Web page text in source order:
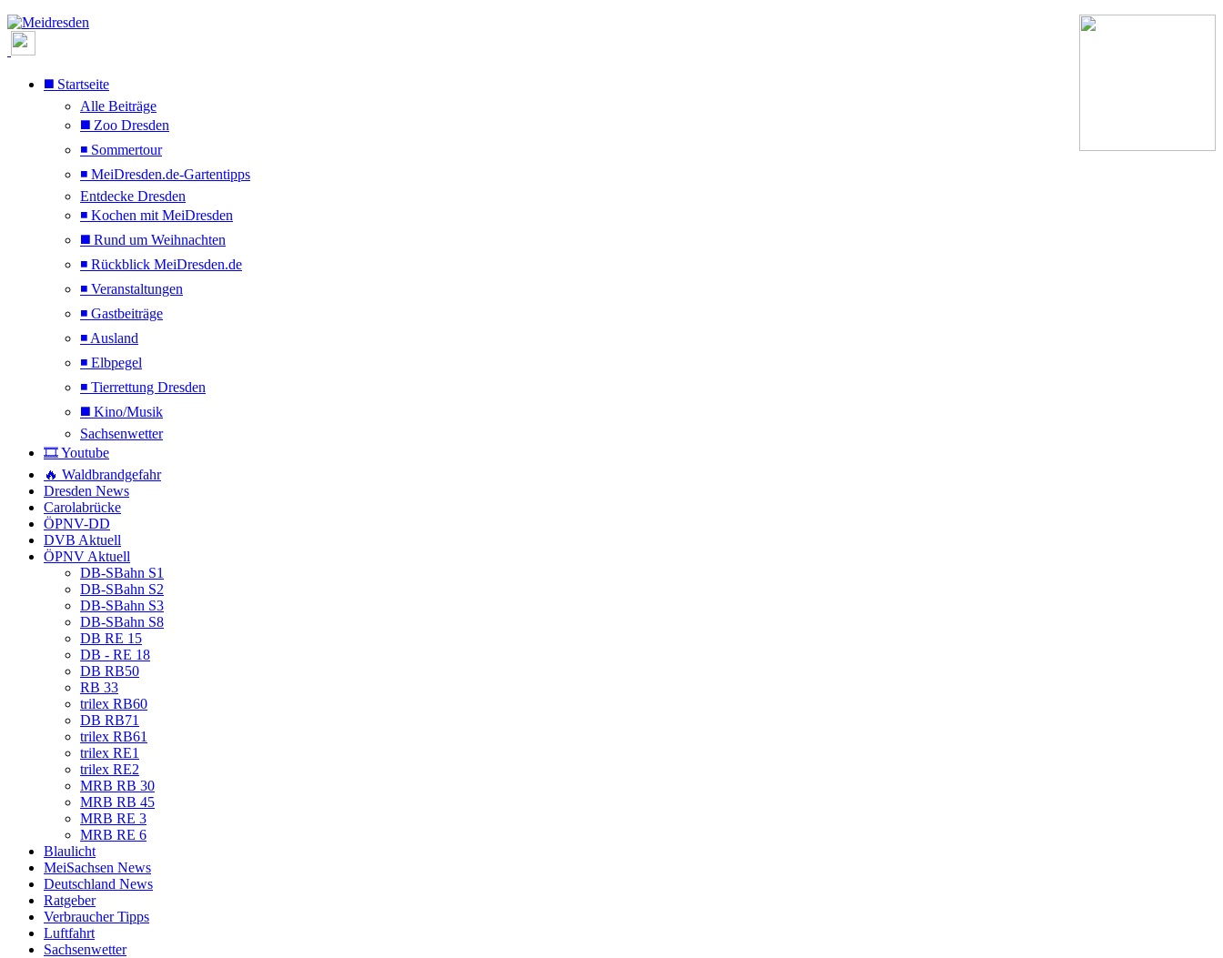
◼️ Startseite
Alle Beiträge
◼️ Zoo Dresden
◾ Sommertour
◾ MeiDresden.de-Gartentipps
Entdecke Dresden
◾ Kochen mit MeiDresden
◼️ Rund um Weihnachten
◾ Rückblick MeiDresden.de
◾ Veranstaltungen
◾ Gastbeiträge
◾ Ausland
◾ Elbpegel
◾ Tierrettung Dresden
◼️ Kino/Musik
Sachsenwetter
🎞️ Youtube
🔥 Waldbrandgefahr
Dresden News
Carolabrücke
ÖPNV-DD
DVB Aktuell
ÖPNV Aktuell
DB-SBahn S1
DB-SBahn S2
DB-SBahn S3
DB-SBahn S8
DB RE 15
DB - RE 18
DB RB50
RB 33
trilex RB60
DB RB71
trilex RB61
trilex RE1
trilex RE2
MRB RB 30
MRB RB 45
MRB RE 3
MRB RE 6
Blaulicht
MeiSachsen News
Deutschland News
Ratgeber
Verbraucher Tipps
Luftfahrt
Sachsenwetter